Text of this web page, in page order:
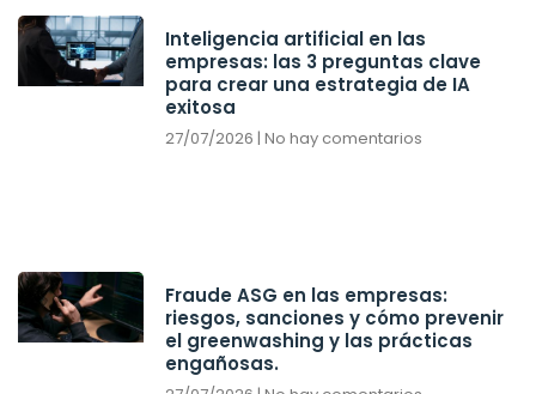
Inteligencia artificial en las
empresas: las 3 preguntas clave
para crear una estrategia de IA
exitosa
27/07/2026 No hay comentarios
Fraude ASG en las empresas:
riesgos, sanciones y cómo prevenir
el greenwashing y las prácticas
engañosas.